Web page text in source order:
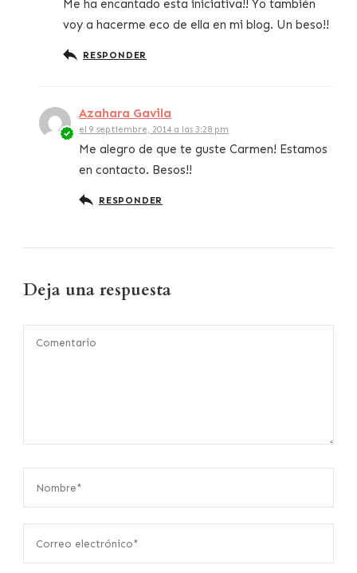
Me ha encantado esta iniciativa!! Yo también
voy a hacerme eco de ella en mi blog. Un beso!!
RESPONDER
Azahara Gavila
el 9 septiembre, 2014 a las 3:28 pm
Me alegro de que te guste Carmen! Estamos
en contacto. Besos!!
RESPONDER
Deja una respuesta